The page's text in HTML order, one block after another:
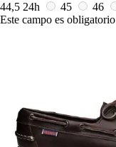
44,5 24h 45 46
Este campo es obligatorio